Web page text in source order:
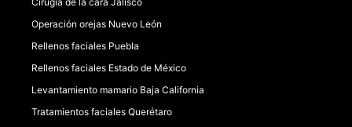
Operación orejas Nuevo León
Rellenos faciales Puebla
Rellenos faciales Estado de México
Levantamiento mamario Baja California
Tratamientos faciales Querétaro